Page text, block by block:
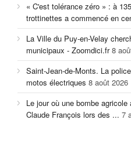
« C'est tolérance zéro » : à
trottinettes a commencé en
La Ville du Puy-en-Velay
municipaux - Zoomdici.fr 8
Saint-Jean-de-Monts. La
motos électriques 8 août 2026
Le jour où une bombe
Claude François lors des ... 7